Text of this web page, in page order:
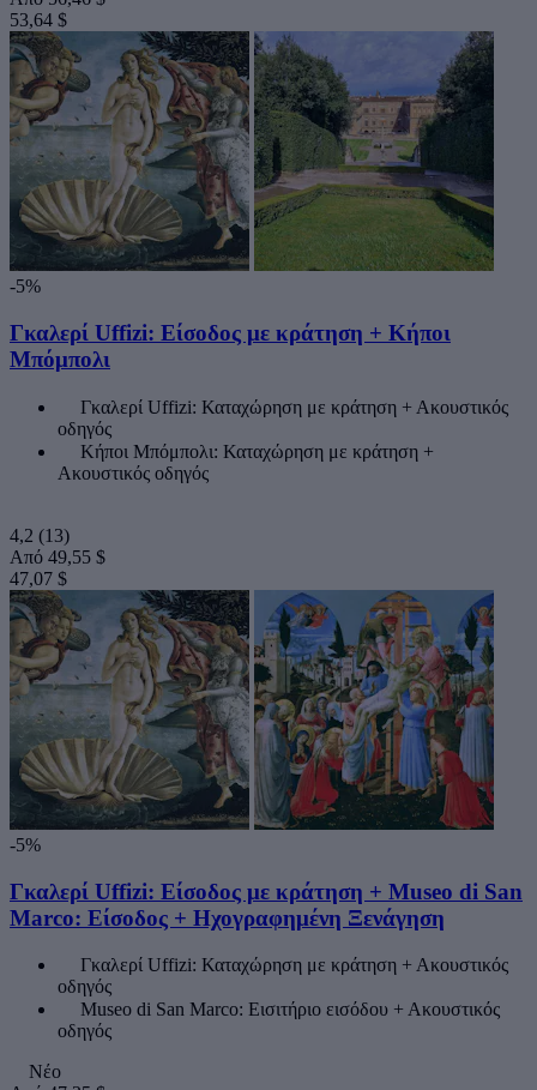
53,64 $
-5%
Γκαλερί Uffizi: Είσοδος με κράτηση + Κήποι
Μπόμπολι
Γκαλερί Uffizi: Καταχώρηση με κράτηση + Ακουστικός
οδηγός
Κήποι Μπόμπολι: Καταχώρηση με κράτηση +
Ακουστικός οδηγός
4,2 (13)
Από 49,55 $
47,07 $
-5%
Γκαλερί Uffizi: Είσοδος με κράτηση + Museo di San
Marco: Είσοδος + Ηχογραφημένη Ξενάγηση
Γκαλερί Uffizi: Καταχώρηση με κράτηση + Ακουστικός
οδηγός
Museo di San Marco: Εισιτήριο εισόδου + Ακουστικός
οδηγός
Νέο